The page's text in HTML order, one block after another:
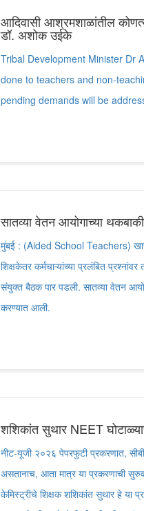
आदिवासी आश्रमशाळांतील
डॉ. अशोक उईके
Tribal Development Minister Dr
done to teachers and non-
pending demands will be
सातव्या वेतन आयोगाच्या
मुंबई : (Aided School Teachers)
शिक्षकेतर कर्मचाऱ्यांच्या प्रलंबित
संयुक्त बैठक पार पडली. सातव्या वेतन
करण्यात आली.
शशिकांत सुथार NEET
नीट-यूजी २०२६ पेपरफुटी प्रकरणात,
असतानाच, आता मात्र या प्रकरणाची
केमिस्ट्रीचे शिक्षक शशिकांत सुथार हे या